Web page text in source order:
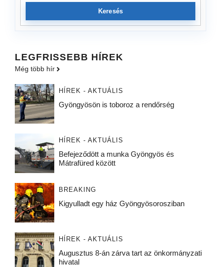
Keresés
LEGFRISSEBB HÍREK
Még több hír
HÍREK - AKTUÁLIS
Gyöngyösön is toboroz a rendőrség
HÍREK - AKTUÁLIS
Befejeződött a munka Gyöngyös és
Mátrafüred között
BREAKING
Kigyulladt egy ház Gyöngyösorosziban
HÍREK - AKTUÁLIS
Augusztus 8-án zárva tart az önkormányzati
hivatal